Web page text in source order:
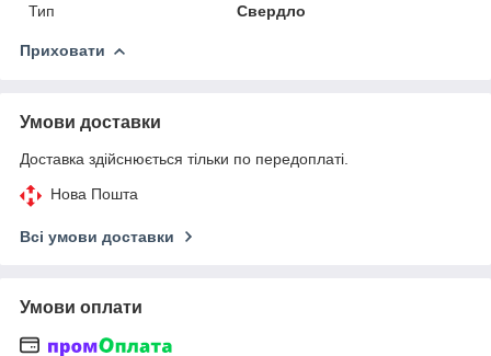
Тип
Свердло
Приховати
Умови доставки
Доставка здійснюється тільки по передоплаті.
Нова Пошта
Всі умови доставки
Умови оплати